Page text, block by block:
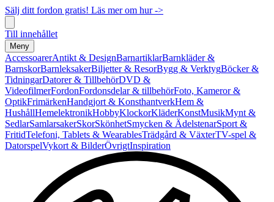
Sälj ditt fordon gratis! Läs mer om hur ->
Till innehållet
Meny
AccessoarerAntikt & DesignBarnartiklarBarnkläder &
BarnskorBarnleksakerBiljetter & ResorBygg & VerktygBöcker &
TidningarDatorer & TillbehörDVD &
VideofilmerFordonFordonsdelar & tillbehörFoto, Kameror &
OptikFrimärkenHandgjort & KonsthantverkHem &
HushållHemelektronikHobbyKlockorKläderKonstMusikMynt &
SedlarSamlarsakerSkorSkönhetSmycken & ÄdelstenarSport &
FritidTelefoni, Tablets & WearablesTrädgård & VäxterTV-spel &
DatorspelVykort & BilderÖvrigtInspiration